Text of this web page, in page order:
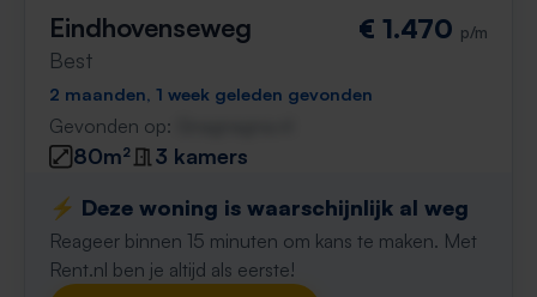
Eindhovenseweg
Best
€ 1.470 p/m
2 maanden, 1 week geleden gevonden
Gevonden op:
80m²
3 kamers
⚡️ Deze woning is waarschijnlijk al weg
Reageer binnen 15 minuten om kans te maken. Met
Rent.nl ben je altijd als eerste!